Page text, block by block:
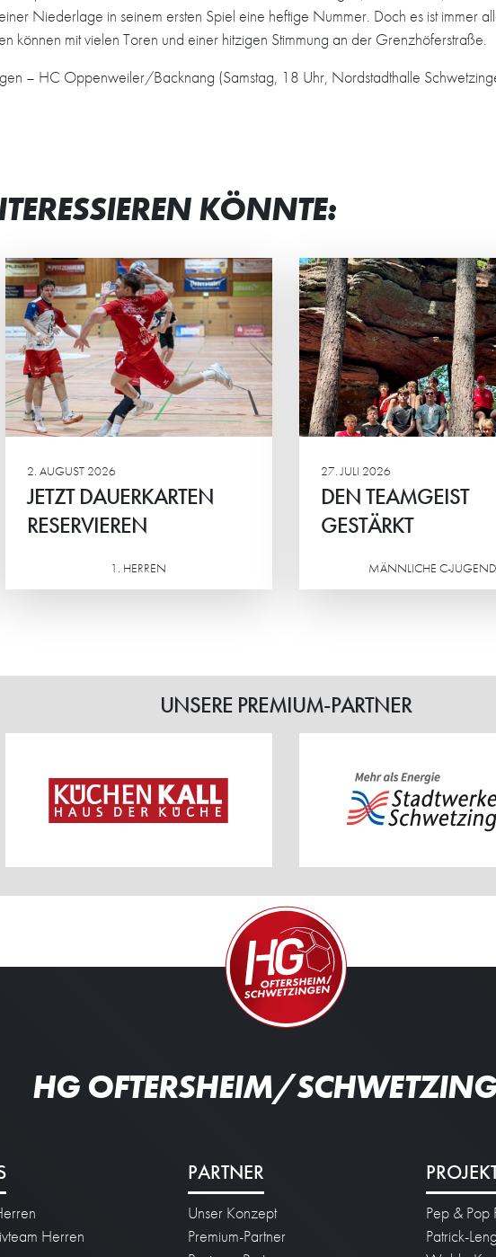
Niederlage in seinem ersten Spiel eine heftige Nummer. Doch es ist immer
können mit vielen Toren und einer hitzigen Stimmung an der Grenzhöferstraße.
– HC Oppenweiler/Backnang (Samstag, 18 Uhr, Nordstadthalle
KÖNNTE:
2. AUGUST 2026
JETZT DAUERKARTEN
RESERVIEREN
1. HERREN
27. JULI 2026
DEN TEAMGEIST
GESTÄRKT
MÄNNLICHE C-JUGEND
DEN TEAMGEIST
GESTÄRKT
Die männliche C2 der HG
verbrachte ein actionreiches
Wochenende in der Südpfalz.
STRAHLENDE
BEI JUNG UND
Beim Eltern-Kind-
Minis standen vor
gemeinsame Spaß,
Ehrgeiz und das
UNSERE PREMIUM-PARTNER
HG OFTERSHEIM/
Herren
PARTNER
Unser Konzept
Premium-Partner
Pep & Pop
Patrick-